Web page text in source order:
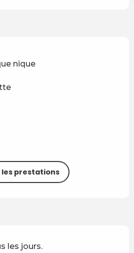
nique
prestations
les jours.